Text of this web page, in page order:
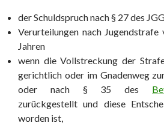
der Schuldspruch nach § 27 des
Verurteilungen nach
Jahren
wenn die Vollstreckung der
gerichtlich oder im Gnadenweg
oder nach § 35 des
zurückgestellt und diese
worden ist,